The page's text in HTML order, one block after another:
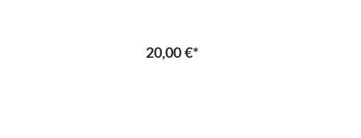
20,00 €*